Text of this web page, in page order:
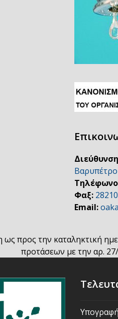
Φαξ:
Email:
ως προς την καταληκτική
προτάσεων με την αρ.